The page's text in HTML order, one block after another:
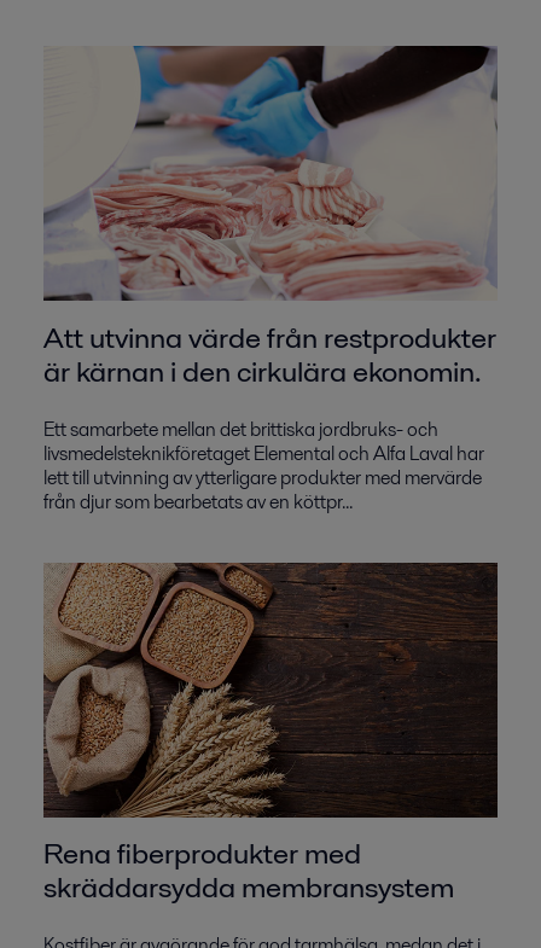
Att utvinna värde från restprodukter
är kärnan i den cirkulära ekonomin.
Ett samarbete mellan det brittiska jordbruks- och
livsmedelsteknikföretaget Elemental och Alfa Laval har
lett till utvinning av ytterligare produkter med mervärde
från djur som bearbetats av en köttpr...
Rena fiberprodukter med
skräddarsydda membransystem